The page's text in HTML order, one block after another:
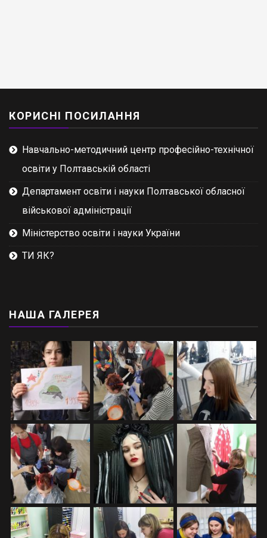
КОРИСНІ ПОСИЛАННЯ
Навчально-методичний центр професійно-технічної
освіти у Полтавській області
Департамент освіти і науки Полтавської обласної
військової адміністрації
Міністерство освіти і науки України
ТИ ЯК?
НАША ГАЛЕРЕЯ